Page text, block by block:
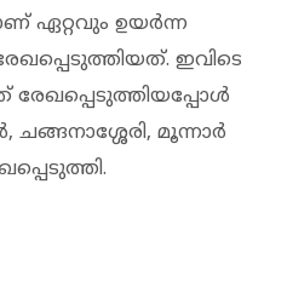
ഏറ്റവും ഉയര്‍ന്ന
ഇവിടെ
മൂന്നാര്‍